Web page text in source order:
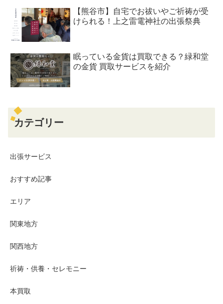
【熊谷市】自宅でお祓いやご祈祷が受
けられる！上之雷電神社の出張祭典
眠っている金貨は買取できる？緑和堂
の金貨 買取サービスを紹介
カテゴリー
出張サービス
おすすめ記事
エリア
関東地方
関西地方
祈祷・供養・セレモニー
本買取